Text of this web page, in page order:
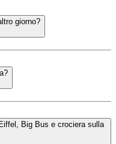
giorno?
Big Bus e crociera sulla